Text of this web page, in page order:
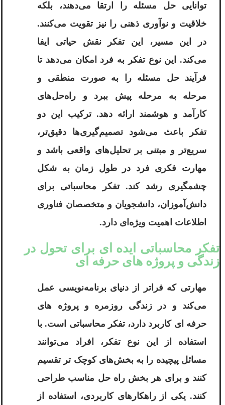
توانایی حل مسئله را ارتقا می‌دهند، بلکه
خلاقیت و نوآوری ذهنی را نیز تقویت می‌کنند.
در این مسیر، این تفکر نقش حیاتی ایفا
می‌کند. این نوع تفکر به فرد امکان می‌دهد تا
فرآیند حل مسئله را به صورت منطقی و
مرحله به مرحله پیش ببرد و راه‌حل‌های
کارآمد و هوشمند ارائه دهد. ترکیب این دو
تفکر باعث می‌شود تصمیم‌گیری‌ها دقیق‌تر،
سریع‌تر و مبتنی بر تحلیل‌های واقعی باشد و
مهارت فکری فرد در طول زمان به شکل
چشمگیری رشد کند. تفکر محاسباتی برای
دانش‌آموزان، دانشجویان و متخصصان فناوری
اطلاعات اهمیت ویژه‌ای دارد.
تفکر محاسباتی ایده ای برای تحول در
زندگی و پروژه های حرفه ‌ای
مهارتی که فراتر از دنیای برنامه‌نویسی عمل
می‌کند و در زندگی روزمره و پروژه‌ های
حرفه ای کاربرد دارد، تفکر محاسباتی است. با
استفاده از این نوع تفکر، افراد می‌توانند
مسائل پیچیده را به بخش‌های کوچک ‌تر تقسیم
کنند و برای هر بخش راه ‌حل مناسب طراحی
کنند. یکی از راهکارهای کاربردی، استفاده از